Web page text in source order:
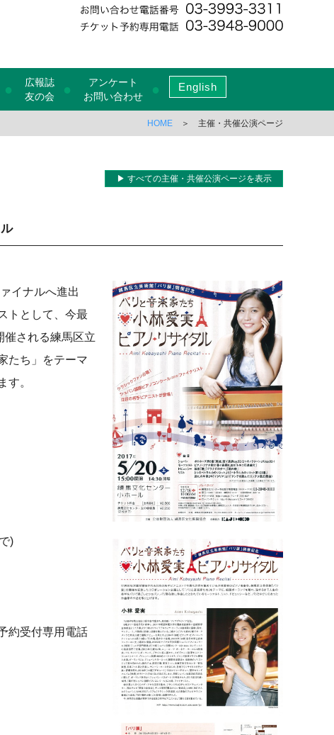
●
広報誌
友の会
●
アンケート
お問い合わせ
● English
HOME ＞ 主催・共催公演ページ
▶ すべての主催・共催公演ページを表示
イナルへ進出
トとして、今最
催される練馬区立
たち」をテーマ
す。
)
約受付専用電話